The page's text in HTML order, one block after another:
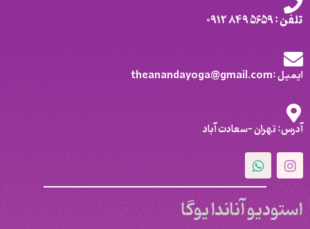
تلفن : 5659 849 0912
ایمیل :theanandayoga@gmail.com
آدرس: تهران -سعادت آباد
استودیو آناندا یوگا